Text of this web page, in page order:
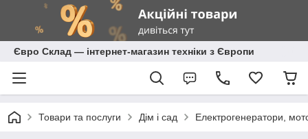
Євро Склад — інтернет-магазин техніки з Європи
Товари та послуги Дім і сад Електрогенератори,